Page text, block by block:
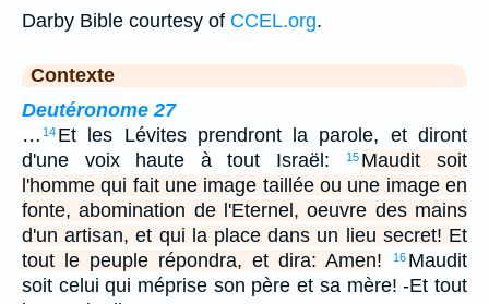
Darby Bible courtesy of CCEL.org.
Contexte
Deutéronome 27
… 14 Et les Lévites prendront la parole, et diront
d'une voix haute à tout Israël:
15 Maudit soit
l'homme qui fait une image taillée ou une image en
fonte, abomination de l'Eternel, oeuvre des mains
d'un artisan, et qui la place dans un lieu secret! Et
tout le peuple répondra, et dira: Amen!
16 Maudit
soit celui qui méprise son père et sa mère! -Et tout